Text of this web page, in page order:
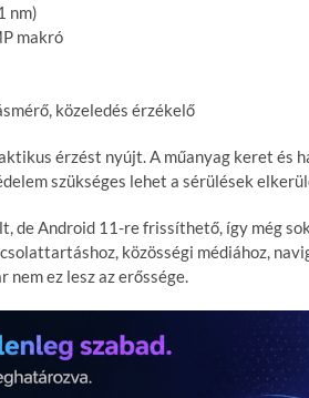
nm)
makró
közeledés érzékelő
érzést nyújt. A műanyag keret és
szükséges lehet a sérülések
de Android 11-re frissíthető, így még
közösségi médiához,
ez lesz az erőssége.